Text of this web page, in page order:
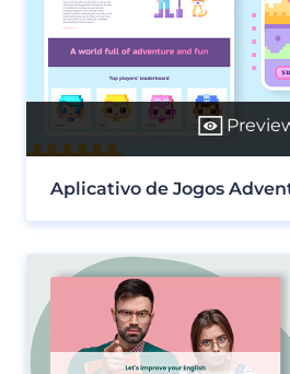
Aplicativo de Jogos